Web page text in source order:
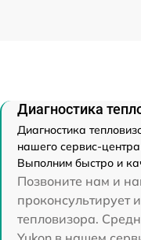
Диагностика
Диагностика
нашего сервис-
Выполним быстро и
Позвоните нам и
проконсультирует
тепловизора.